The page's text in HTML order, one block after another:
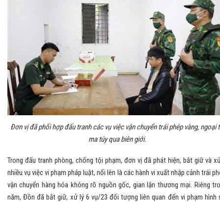
Đơn vị đã phối hợp đấu tranh các vụ việc vận chuyển trái phép vàng, ngoại
ma túy qua biên giới.
Trong đấu tranh phòng, chống tội phạm, đơn vị đã phát hiện, bắt giữ và
nhiều vụ việc vi phạm pháp luật, nổi lên là các hành vi xuất nhập cảnh trái
vận chuyển hàng hóa không rõ nguồn gốc, gian lận thương mại. Riêng
năm, Đồn đã bắt giữ, xử lý 6 vụ/23 đối tượng liên quan đến vi phạm hình